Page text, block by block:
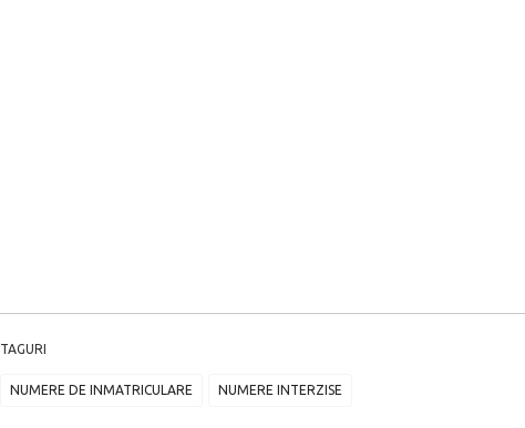
TAGURI
NUMERE DE INMATRICULARE NUMERE INTERZISE